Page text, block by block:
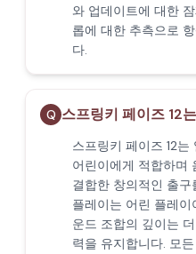
와 업데이트에 대한
롭에 대한 추측으로
다.
Q 스프링키 페이즈 12
스프링키 페이즈 12
어린이에게 적합하며
결합한 창의적인 출
플레이는 어린 플레
운드 조합의 깊이는
력을 유지합니다. 모